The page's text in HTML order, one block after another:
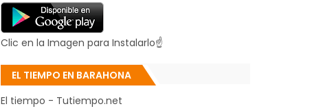
Clic en la Imagen para Instalarlo☝
EL TIEMPO EN BARAHONA
El tiempo - Tutiempo.net